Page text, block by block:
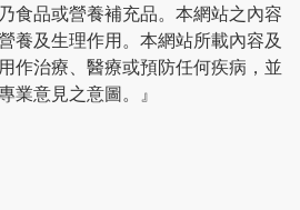
食品或營養補充品。本網站之內容
養及生理作用。本網站所載內容及
作治療、醫療或預防任何疾病，並
業意見之意圖。』